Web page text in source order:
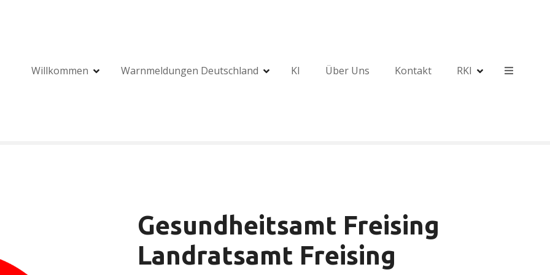
Willkommen Warnmeldungen Deutschland KI Über Uns Kontakt RKI
Gesundheitsamt Freising
Landratsamt Freising